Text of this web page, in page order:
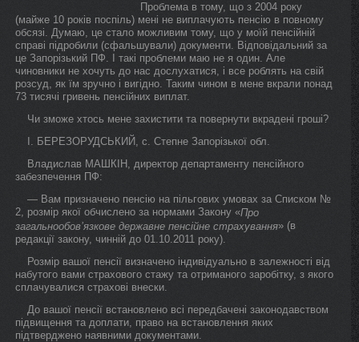
Проблема в тому, що з 2004 року
(майже 10 років поспіль) мені не виплачують пенсію в повному
обсязі. Думаю, це стало можливим тому, що у моїй пенсійній
справі підробили (сфальшували) документи. Відповідальний за
це Запорізький ПФ. І такі проблеми маю не я один. Але
чиновники не хочуть до нас дослухатися, і все роблять на свій
розсуд, як їм зручно і вигідно. Таким чином в мене вкрали понад
73 тисячі гривень пенсійних виплат.
Чи зможе хтось мене захистити та повернути вкрадені гроші?
І. БЕРЕЗОРУДСЬКИЙ, с. Степне Запорізької обл.
Владислав МАШКІН, директор департаменту пенсійного
забезпечення ПФ:
— Вам призначено пенсію на пільгових умовах за Списком №
2, розмір якої обчислено за нормами Закону «Про
загальнообов’язкове державне пенсійне страхування» (в
редакції закону, чинній до 01.10.2011 року).
Розмір вашої пенсії визначено індивідуально в залежності від
набутого вами страхового стажу та отриманого заробітку, з якого
сплачувалися страхові внески.
До вашої пенсії встановлено всі передбачені законодавством
підвищення та доплати, право на встановлення яких
підтверджено наявними документами.